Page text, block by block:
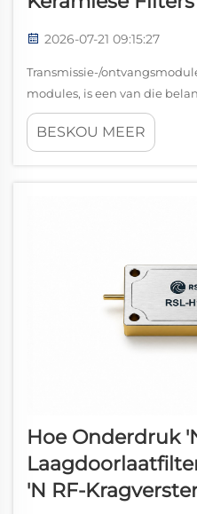
2026-07-21 09:15:27
Transmissie-/
modules, is een van die
moderne radar-,
elektroniese
BESKOU MEER
Hoe Onderdruk
'n RF-